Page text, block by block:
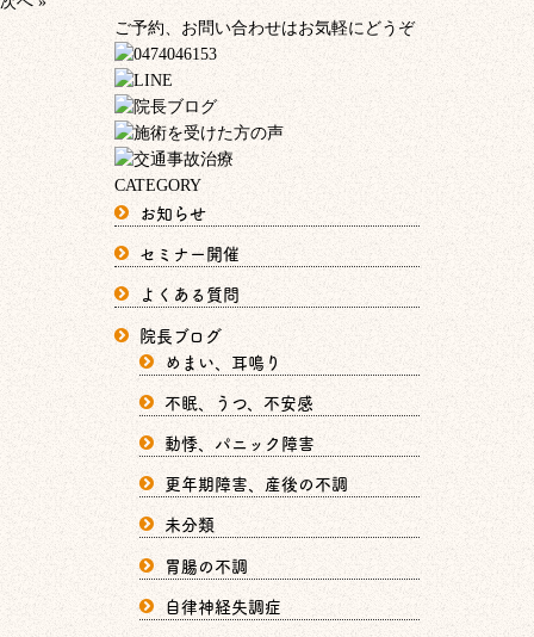
ご予約、お問い合わせはお気軽にどうぞ
CATEGORY
お知らせ
セミナー開催
よくある質問
院長ブログ
めまい、耳鳴り
不眠、うつ、不安感
動悸、パニック障害
更年期障害、産後の不調
未分類
胃腸の不調
自律神経失調症